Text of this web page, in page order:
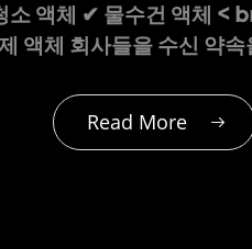
소 액체 ✔ 물수건 액체
체 회사들을 수신 약
Read More